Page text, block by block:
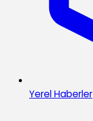
Yerel Haberler